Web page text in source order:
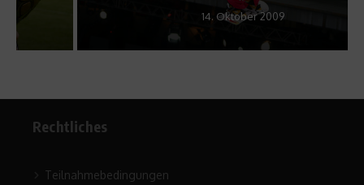
14. Oktober 2009
Rechtliches
Teilnahmebedingungen